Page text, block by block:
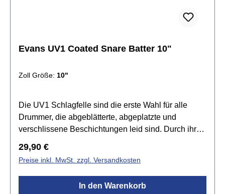
Evans UV1 Coated Snare Batter 10"
Zoll Größe: 10"
Die UV1 Schlagfelle sind die erste Wahl für alle
Drummer, die abgeblätterte, abgeplatzte und
verschlissene Beschichtungen leid sind. Durch ihre
gut für das Besenspiel geeignet. In Kombination mit
der Level 360 Technology™ bietet die UV1 Serie die
vielseitigsten und strapazierfähigsten 10 mil
Schlagfelle auf dem Markt.Spezifikationen:Größe:
Regulärer Preis:
29,90 €
Preise inkl. MwSt. zzgl. Versandkosten
In den Warenkorb